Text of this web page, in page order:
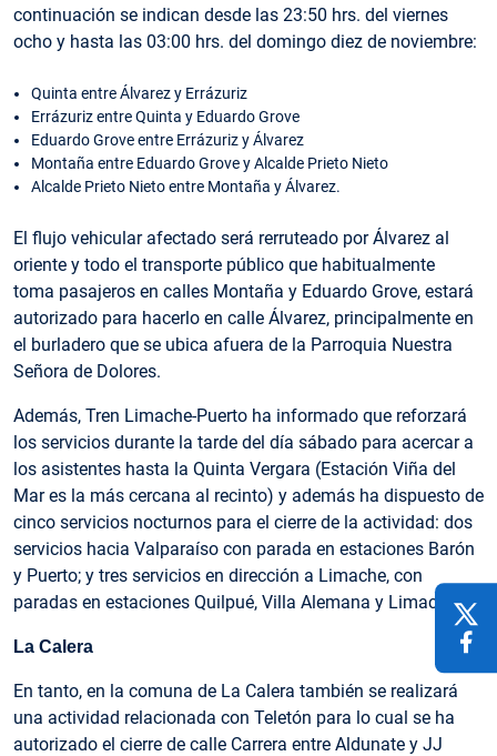
continuación se indican desde las 23:50 hrs. del viernes
ocho y hasta las 03:00 hrs. del domingo diez de noviembre:
Quinta entre Álvarez y Errázuriz
Errázuriz entre Quinta y Eduardo Grove
Eduardo Grove entre Errázuriz y Álvarez
Montaña entre Eduardo Grove y Alcalde Prieto Nieto
Alcalde Prieto Nieto entre Montaña y Álvarez.
El flujo vehicular afectado será rerruteado por Álvarez al
oriente y todo el transporte público que habitualmente
toma pasajeros en calles Montaña y Eduardo Grove, estará
autorizado para hacerlo en calle Álvarez, principalmente en
el burladero que se ubica afuera de la Parroquia Nuestra
Señora de Dolores.
Además, Tren Limache-Puerto ha informado que reforzará
los servicios durante la tarde del día sábado para acercar a
los asistentes hasta la Quinta Vergara (Estación Viña del
Mar es la más cercana al recinto) y además ha dispuesto de
cinco servicios nocturnos para el cierre de la actividad: dos
servicios hacia Valparaíso con parada en estaciones Barón
y Puerto; y tres servicios en dirección a Limache, con
paradas en estaciones Quilpué, Villa Alemana y Limache.
La Calera
En tanto, en la comuna de La Calera también se realizará
una actividad relacionada con Teletón para lo cual se ha
autorizado el cierre de calle Carrera entre Aldunate y JJ